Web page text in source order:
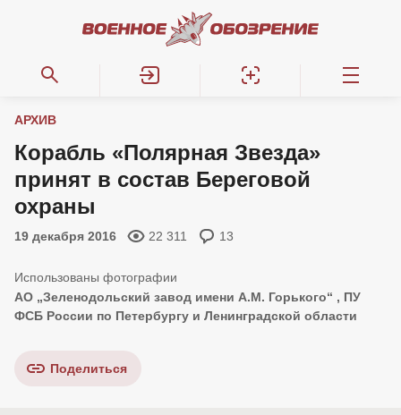
АРХИВ
Корабль «Полярная Звезда»
принят в состав Береговой
охраны
19 декабря 2016 22 311 13
АО „Зеленодольский завод имени А.М. Горького“ , ПУ
ФСБ России по Петербургу и Ленинградской области
Поделиться